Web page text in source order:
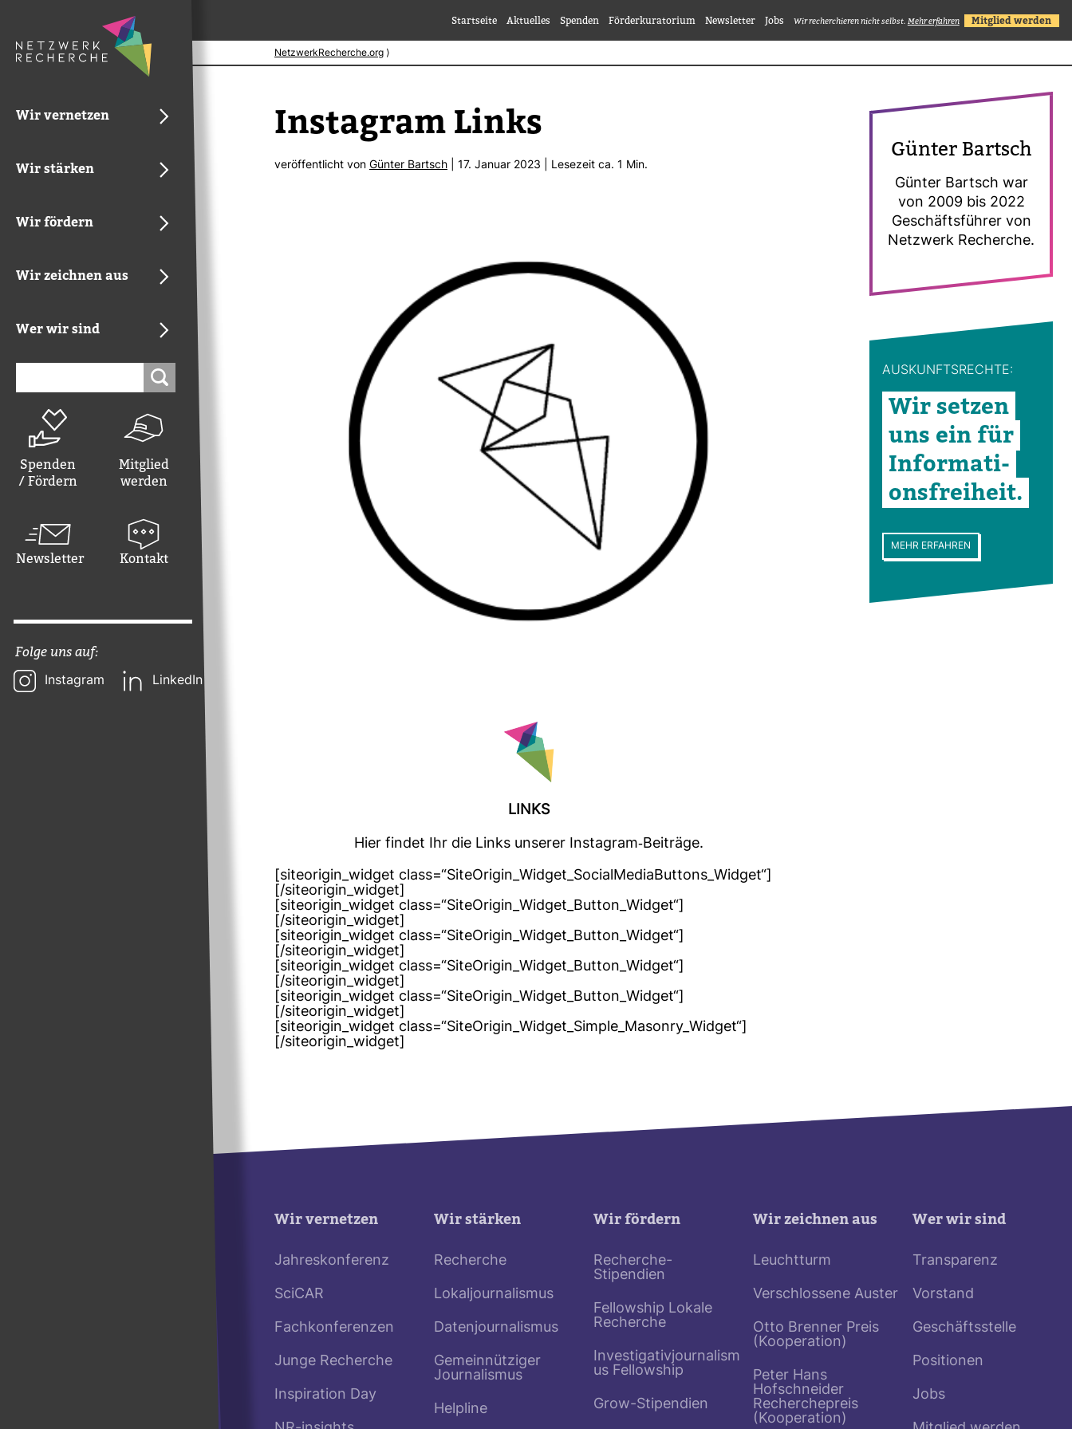
Wir vernetzen
Wir stärken
Wir fördern
Wir zeichnen aus
Wer wir sind
Spenden
/ Fördern
Mitglied
werden
Newsletter Kontakt
Folge uns auf:
Instagram LinkedIn
Startseite Aktuelles Spenden Förderkuratorium Newsletter Jobs Wir recherchieren nicht selbst. Mehr erfahren Mitglied werden
NetzwerkRecherche.org ⟩
Insta­gram Links
ver­öf­fent­licht von Günter Bartsch | 17. Januar 2023 | Lese­zeit ca. 1 Min.
LINKS
Hier findet Ihr die Links unserer Insta­gram-​Bei­träge.
[siteorigin_widget class=“SiteOrigin_Widget_SocialMediaButtons_Widget“]
[/siteorigin_widget]
[siteorigin_widget class=“SiteOrigin_Widget_Button_Widget“]
[/siteorigin_widget]
[siteorigin_widget class=“SiteOrigin_Widget_Button_Widget“]
[/siteorigin_widget]
[siteorigin_widget class=“SiteOrigin_Widget_Button_Widget“]
[/siteorigin_widget]
[siteorigin_widget class=“SiteOrigin_Widget_Button_Widget“]
[/siteorigin_widget]
[siteorigin_widget class=“SiteOrigin_Widget_Simple_Masonry_Widget“]
[/siteorigin_widget]
Günter Bartsch
Günter Bartsch war
von 2009 bis 2022
Geschäfts­führer von
Netz­werk Recherche.
AUS­KUNFTS­RECHTE:
Wir setzen
uns ein für
Infor­ma­ti­
ons­frei­heit.
MEHR ERFAHREN
Wir vernetzen
Jahreskonferenz
SciCAR
Fachkonferenzen
Junge Recherche
Inspiration Day
Wir stärken
Recherche
Lokaljournalismus
Datenjournalismus
Gemeinnütziger
Journalismus
Helpline
Wir fördern
Recherche-
Stipendien
Fellowship Lokale
Recherche
Investigativjournalism
us Fellowship
Grow-Stipendien
Wir zeichnen aus
Leuchtturm
Verschlossene Auster
Otto Brenner Preis
(Kooperation)
Peter Hans
Hofschneider
Recherchepreis
(Kooperation)
Wer wir sind
Transparenz
Vorstand
Geschäftsstelle
Positionen
Jobs